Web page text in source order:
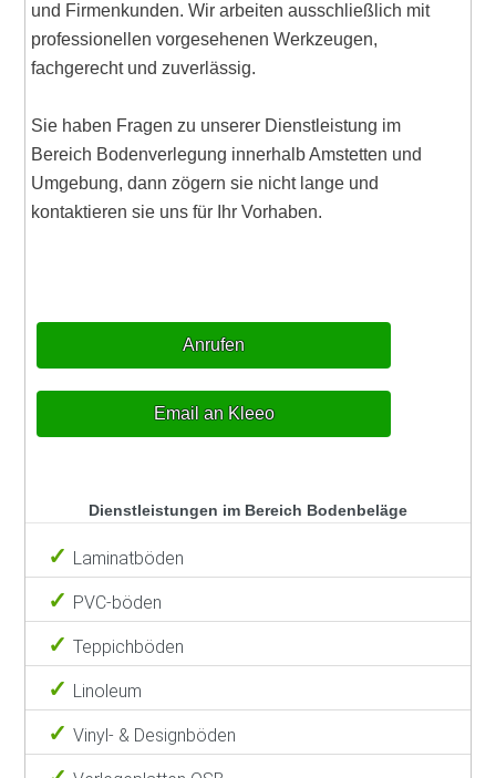
und Firmenkunden. Wir arbeiten ausschließlich mit
professionellen vorgesehenen Werkzeugen,
fachgerecht und zuverlässig.
Sie haben Fragen zu unserer Dienstleistung im
Bereich Bodenverlegung innerhalb Amstetten und
Umgebung, dann zögern sie nicht lange und
kontaktieren sie uns für Ihr Vorhaben.
Anrufen
Email an Kleeo
Dienstleistungen im Bereich Bodenbeläge
Laminatböden
PVC-böden
Teppichböden
Linoleum
Vinyl- & Designböden